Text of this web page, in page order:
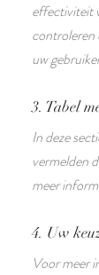
effectiviteit
controleren
uw
3. Tabel
In deze
vermelden
meer
4. Uw
Voor meer